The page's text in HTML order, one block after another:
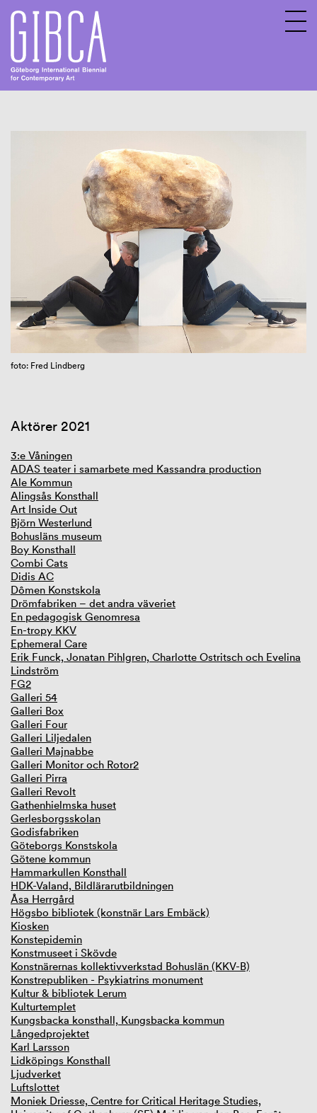
Om GIBCA Extended
GIBCA Extended 2013
GIBCA Extended 2015
GIBCA Extended 2017
GIBCA Extended 2019
GIBCA Extended 2021
Aktörer 2021
Utställning
Program 2021
GIBCA Extended 2023
GIBCA Extended 2025
foto: Fred Lindberg
Aktörer 2021
3:e Våningen
ADAS teater i samarbete med Kassandra production
Ale Kommun
Alingsås Konsthall
Art Inside Out
Björn Westerlund
Bohusläns museum
Boy Konsthall
Combi Cats
Didis AC
Dômen Konstskola
Drömfabriken – det andra väveriet
En pedagogisk Genomresa
En-tropy KKV
Ephemeral Care
Erik Funck, Jonatan Pihlgren, Charlotte Ostritsch och Evelina
Lindström
FG2
Galleri 54
Galleri Box
Galleri Four
Galleri Liljedalen
Galleri Majnabbe
Galleri Monitor och Rotor2
Galleri Pirra
Galleri Revolt
Gathenhielmska huset
Gerlesborgsskolan
Godisfabriken
Göteborgs Konstskola
Götene kommun
Hammarkullen Konsthall
HDK-Valand, Bildlärarutbildningen
Åsa Herrgård
Högsbo bibliotek (konstnär Lars Embäck)
Kiosken
Konstepidemin
Konstmuseet i Skövde
Konstnärernas kollektivverkstad Bohuslän (KKV-B)
Konstrepubliken - Psykiatrins monument
Kultur & bibliotek Lerum
Kulturtemplet
Kungsbacka konsthall, Kungsbacka kommun
Långedprojektet
Karl Larsson
Lidköpings Konsthall
Ljudverket
Luftslottet
Moniek Driesse, Centre for Critical Heritage Studies,